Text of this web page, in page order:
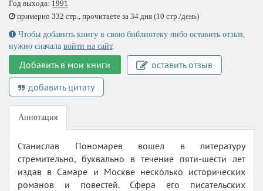
Год выхода: 1991
примерно 332 стр., прочитаете за 34 дня (10 стр./день)
Чтобы добавить книгу в свою библиотеку либо оставить отзыв,
нужно сначала войти на сайт.
Добавить в мои книги
оставить отзыв
добавить цитату
Аннотация
Станислав Пономарев вошел в литературу
стремительно, буквально в течение пяти-шести лет
издав в Самаре и Москве несколько исторических
романов и повестей. Сфера его писательских